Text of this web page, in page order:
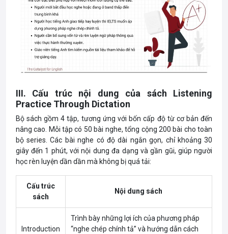
III. Cấu trúc nội dung của sách Listening
Practice Through Dictation
Bộ sách gồm 4 tập, tương ứng với bốn cấp độ từ cơ bản đến
nâng cao. Mỗi tập có 50 bài nghe, tổng cộng 200 bài cho toàn
bộ series. Các bài nghe có độ dài ngắn gọn, chỉ khoảng 30
giây đến 1 phút, với nội dung đa dạng và gần gũi, giúp người
học rèn luyện dần dần mà không bị quá tải:
Cấu trúc
sách
Nội dung sách
Introduction
Trình bày những lợi ích của phương pháp
“nghe chép chính tả” và hướng dẫn cách